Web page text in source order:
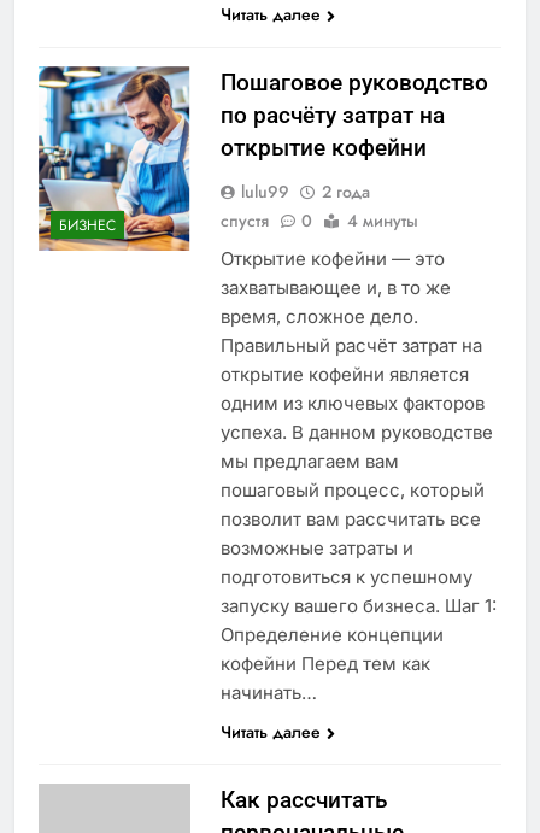
Читать далее
БИЗНЕС
Пошаговое руководство
по расчёту затрат на
открытие кофейни
lulu99
2 года
спустя
0 4 минуты
Открытие кофейни — это
захватывающее и, в то же
время, сложное дело.
Правильный расчёт затрат на
открытие кофейни является
одним из ключевых факторов
успеха. В данном руководстве
мы предлагаем вам
пошаговый процесс, который
позволит вам рассчитать все
возможные затраты и
подготовиться к успешному
запуску вашего бизнеса. Шаг 1:
Определение концепции
кофейни Перед тем как
начинать…
Читать далее
Как рассчитать